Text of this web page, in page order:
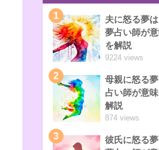
1
夫に怒る夢
夢占い師が
を解説
9224 views
2
母親に怒る
占い師が意
解説
874 views
3
彼氏に怒る